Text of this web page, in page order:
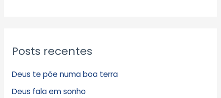
Posts recentes
Deus te põe numa boa terra
Deus fala em sonho